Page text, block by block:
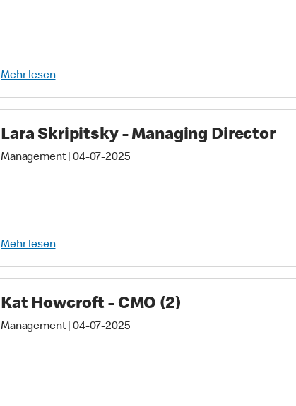
Mehr lesen
Lara Skripitsky - Managing Director
Management|04-07-2025
Mehr lesen
Kat Howcroft - CMO (2)
Management|04-07-2025